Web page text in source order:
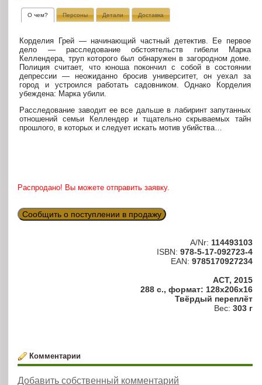
О чем? Персоны Детали Доставка
Корделия Грей — начинающий частный детектив. Ее первое
дело — расследование обстоятельств гибели Марка
Келлендера, труп которого был обнаружен в загородном доме.
Полиция считает, что юноша покончил с собой в состоянии
депрессии — неожиданно бросив университет, он уехал за
город и устроился работать садовником. Однако Корделия
убеждена: Марка убили.
Расследование заводит ее все дальше в лабиринт запутанных
отношений семьи Келлендер и тщательно скрываемых тайн
прошлого, в которых и следует искать мотив убийства…
Распродано! Вы можете отправить заявку.
Сообщить о поступлении в продажу
A/Nr: 114493103
ISBN: 978-5-17-092723-4
EAN: 9785170927234
АСТ, 2015
288 с., формат: 128x206x16
Твёрдый переплёт
Вес: 303 г
Комментарии
Добавить собственный комментарий